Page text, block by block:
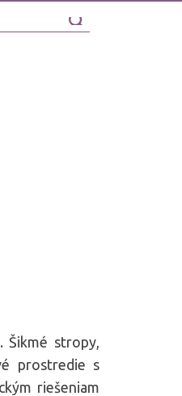
stropy,
prostredie s
riešeniam